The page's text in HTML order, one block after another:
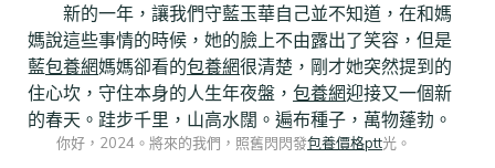
新的一年，讓我們守藍玉華自己並不知道，在和媽
媽說這些事情的時候，她的臉上不由露出了笑容，但是
藍包養網媽媽卻看的包養網很清楚，剛才她突然提到的
住心坎，守住本身的人生年夜盤， 包養網迎接又一個新
的春天。跬步千里，山高水闊。遍布種子，萬物蓬勃。
你好，2024。將來的我們，照舊閃閃發包養價格ptt光。